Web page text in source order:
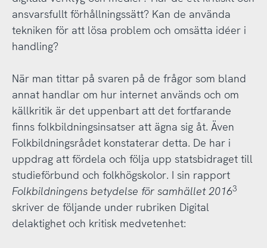
ansvarsfullt förhållningssätt? Kan de använda
tekniken för att lösa problem och omsätta idéer i
handling?
När man tittar på svaren på de frågor som bland
annat handlar om hur internet används och om
källkritik är det uppenbart att det fortfarande
finns folkbildningsinsatser att ägna sig åt. Även
Folkbildningsrådet konstaterar detta. De har i
uppdrag att fördela och följa upp statsbidraget till
studieförbund och folkhögskolor. I sin rapport
Folkbildningens betydelse för samhället 20163
skriver de följande under rubriken Digital
delaktighet och kritisk medvetenhet: